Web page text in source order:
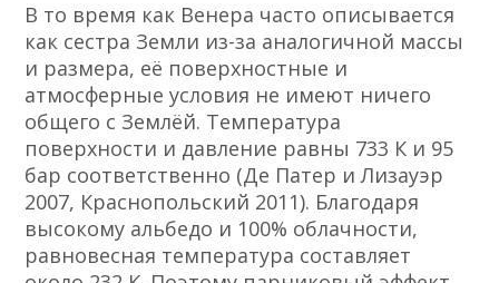
В то время как Венера часто описывается
как сестра Земли из-за аналогичной массы
и размера, её поверхностные и
атмосферные условия не имеют ничего
общего с Землёй. Температура
поверхности и давление равны 733 К и 95
бар соответственно (Де Патер и Лизауэр
2007, Краснопольский 2011). Благодаря
высокому альбедо и 100% облачности,
равновесная температура составляет